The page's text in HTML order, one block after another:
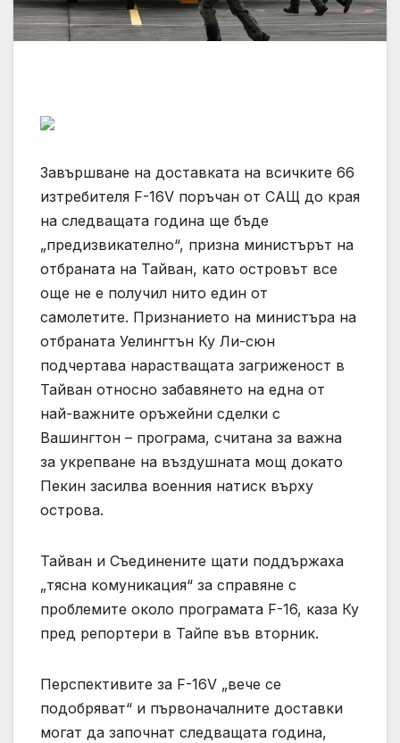
Завършване на доставката на всичките 66
изтребителя F-16V поръчан от САЩ до края
на следващата година ще бъде
„предизвикателно“, призна министърът на
отбраната на Тайван, като островът все
още не е получил нито един от
самолетите. Признанието на министъра на
отбраната Уелингтън Ку Ли-сюн
подчертава нарастващата загриженост в
Тайван относно забавянето на една от
най-важните оръжейни сделки с
Вашингтон – програма, считана за важна
за укрепване на въздушната мощ докато
Пекин засилва военния натиск върху
острова.
Тайван и Съединените щати поддържаха
„тясна комуникация“ за справяне с
проблемите около програмата F-16, каза Ку
пред репортери в Тайпе във вторник.
Перспективите за F-16V „вече се
подобряват“ и първоначалните доставки
могат да започнат следващата година,